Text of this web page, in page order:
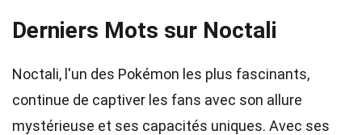
Derniers Mots sur Noctali
Noctali, l'un des Pokémon les plus fascinants,
continue de captiver les fans avec son allure
mystérieuse et ses capacités uniques. Avec ses